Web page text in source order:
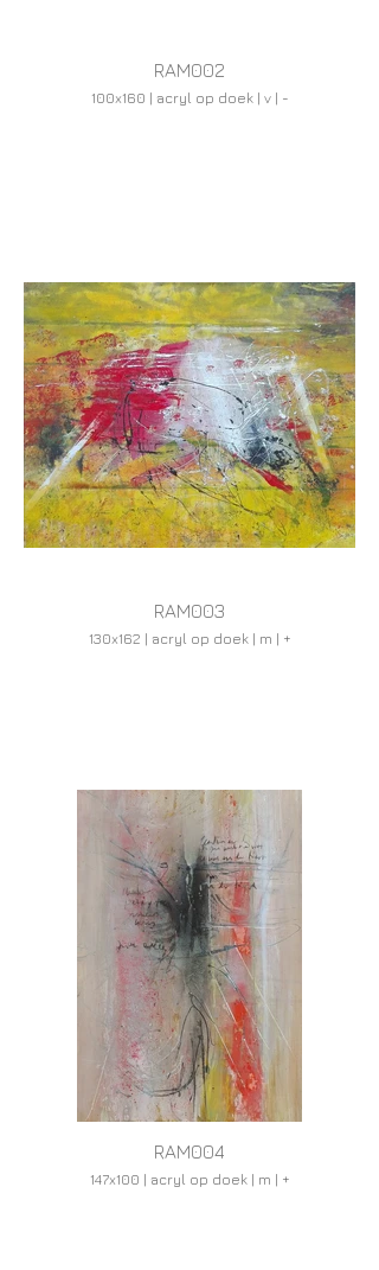
RAM002
100x160 | acryl op doek | v | -
RAM003
130x162 | acryl op doek | m | +
RAM004
147x100 | acryl op doek | m | +